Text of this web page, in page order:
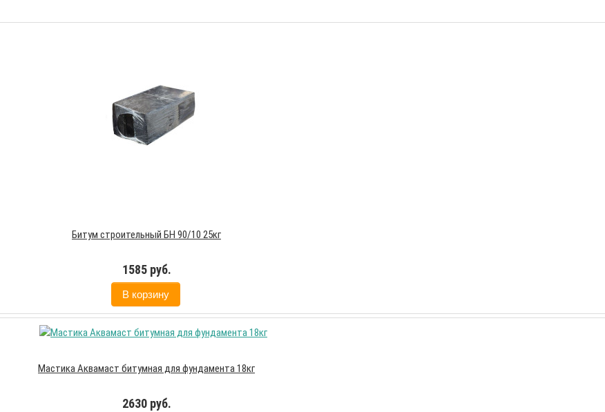
Битум строительный БН 90/10 25кг
1585 руб.
В корзину
Мастика Аквамаст битумная для фундамента 18кг
2630 руб.